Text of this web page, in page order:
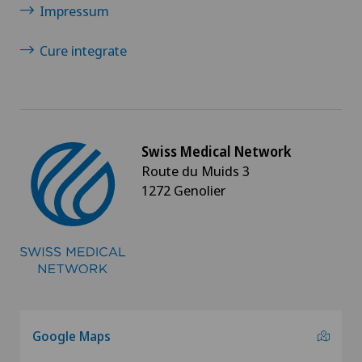
Genolier Management + Services
Genolier Patient Services
Ladies Permanence Stadelhofen
Medicentre Tavannes
Physiotherapie Solothurn AG
Impressum
Cure integrate
Swiss Medical Network
Route du Muids 3
1272 Genolier
Google Maps